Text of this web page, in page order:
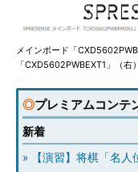
メインボード「
「CXD5602PWBEXT1」（右）
◎プレミアムコンテ
新着
» 【演習】将棋「名人